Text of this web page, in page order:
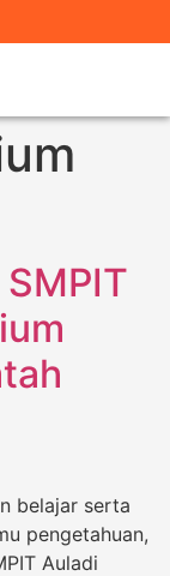
belajar serta
pengetahuan,
Auladi